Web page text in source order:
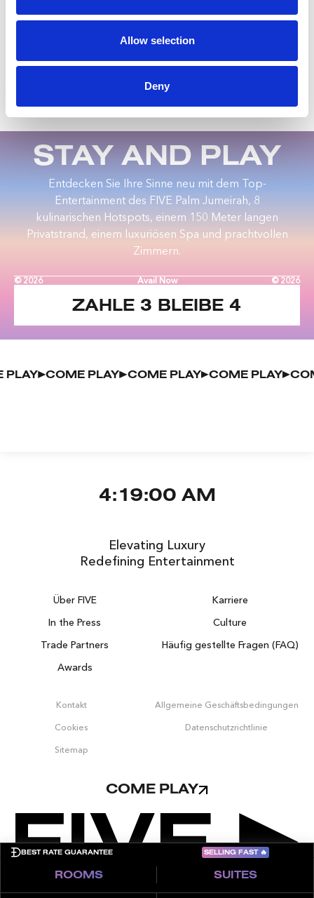
Allow selection
Deny
STAY AND PLAY
Entdecken Sie Ihre Sinne neu mit dem Top-
Entertainment des FIVE Palm Jumeirah, 8
kulinarischen Hotspots, einem 150 Meter langen
Privatstrand, einem luxuriösen Spa und prachtvollen
Zimmern.
© 2026 Avail Now © 2026
ZAHLE 3 BLEIBE 4
PLAY COME PLAY COME PLAY COME PLAY
Über FIVE
Karriere
In the Press
Culture
Trade Partners
Häufig gestellte Fragen (FAQ)
Awards
Kontakt Allgemeine Geschäftsbedingungen
Cookies Datenschutzrichtlinie
Sitemap
Elevating Luxury
Redefining Entertainment
4:19:00 AM
COME PLAY
BEST RATE GUARANTEE SELLING FAST🔥
ROOMS SUITES